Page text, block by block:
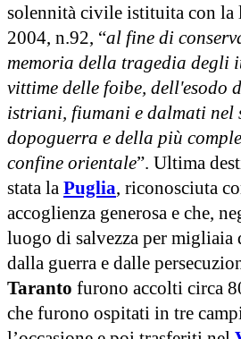
solennità civile istituita con la
2004, n.92, “al fine di
memoria della tragedia degli
vittime delle foibe, dell'esodo
istriani, fiumani e dalmati nel
dopoguerra e della più
confine orientale”. Ultima
stata la Puglia, riconosciuta
accoglienza generosa e che,
luogo di salvezza per migliaia
dalla guerra e dalle
Taranto furono accolti circa
che furono ospitati in tre